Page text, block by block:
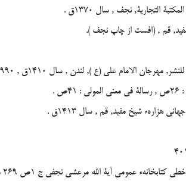
التجارية, نجف , سال 1370ق .
قم , (افست از چاپ نجف ).
مهرجان الامام على (ع ), لندن , سال 1410ق , 1990م .
.
هزارهء شيخ مفيد, قم , سال 1413ق .
عمومى آية الله مرعشى نجفى ج 1ص 269 مجموعهء شمارهء 243 ش 13